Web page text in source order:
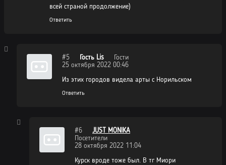
всей страной продолжение)
Ответить
#5 Гость Lis
Гости
25 октября 2022 00:46
Из этих городов видела арты с Норильском
Ответить
#6
JUST MONIKA
Посетители
28 октября 2022 11:04
Курск вроде тоже был. В тг Миори